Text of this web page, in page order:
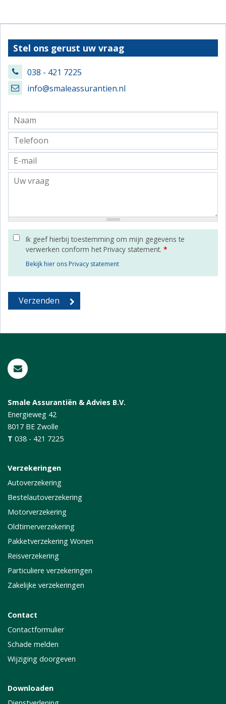
Stel ons gerust uw vraag
038 - 421 7225
info@smaleassurantien.nl
Ik geef hierbij toestemming om mijn gegevens te
verwerken conform het Privacy statement. *
Bekijk hier ons Privacy statement
Smale Assurantiën & Advies B.V.
Energieweg 42
8017 BE Zwolle
T 038 - 421 7225
Verzekeringen
Autoverzekering
Bestelautoverzekering
Motorverzekering
Oldtimerverzekering
Pakketverzekering Wonen
Reisverzekering
Particuliere verzekeringen
Zakelijke verzekeringen
Contact
Contactformulier
Schade melden
Wijziging doorgeven
Downloaden